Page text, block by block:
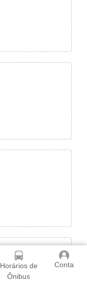
Horários de
Ônibus
Conta